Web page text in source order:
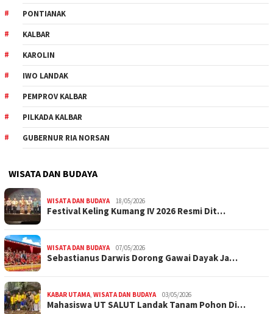
PONTIANAK
KALBAR
KAROLIN
IWO LANDAK
PEMPROV KALBAR
PILKADA KALBAR
GUBERNUR RIA NORSAN
WISATA DAN BUDAYA
WISATA DAN BUDAYA 18/05/2026
Festival Keling Kumang IV 2026 Resmi Dit…
WISATA DAN BUDAYA 07/05/2026
Sebastianus Darwis Dorong Gawai Dayak Ja…
KABAR UTAMA, WISATA DAN BUDAYA 03/05/2026
Mahasiswa UT SALUT Landak Tanam Pohon Di…